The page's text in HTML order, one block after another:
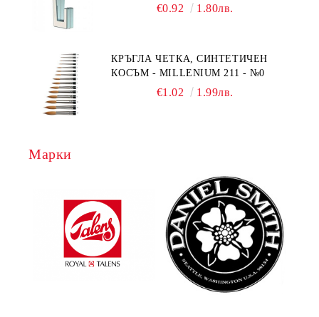
€0.92 1.80лв.
КРЪГЛА ЧЕТКА, СИНТЕТИЧЕН
КОСЪМ - MILLENIUM 211 - №0
€1.02 1.99лв.
Марки